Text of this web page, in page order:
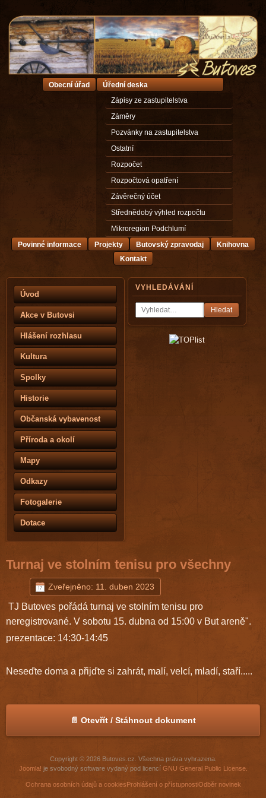
Úvod
Akce v Butovsi
Hlášení rozhlasu
Kultura
Spolky
Historie
Občanská vybavenost
Příroda a okolí
Mapy
Odkazy
Fotogalerie
Dotace
VYHLEDÁVÁNÍ
Hledat
Obecní úřad
Úřední deska
Zápisy ze zastupitelstva
Záměry
Pozvánky na zastupitelstva
Ostatní
Rozpočet
Rozpočtová opatření
Závěrečný účet
Střednědobý výhled rozpočtu
Mikroregion Podchlumí
Povinné informace
Projekty Butovský zpravodaj
Knihovna
Kontakt
Turnaj ve stolním tenisu pro všechny
Zveřejněno: 11. duben 2023
TJ Butoves pořádá turnaj ve stolním tenisu pro
neregistrované. V sobotu 15. dubna od 15:00 v But areně".
prezentace: 14:30-14:45
Neseďte doma a přijďte si zahrát, malí, velcí, mladí, staří.....
📄 Otevřít / Stáhnout dokument
Copyright © 2026 Butoves.cz. Všechna práva vyhrazena.
Joomla! je svobodný software vydaný pod licencí GNU General Public License.
Ochrana osobních údajů a cookies Prohlášení o přístupnostiOdběr novinek